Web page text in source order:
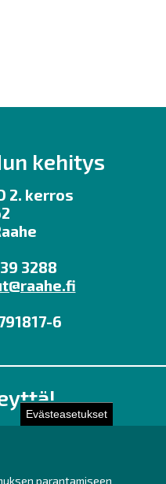
Evästeasetukset
parantamiseen
kehitys
2. kerros
3288
6